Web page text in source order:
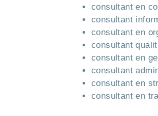
consultant en
consultant
consultant en
consultant
consultant en
consultant
consultant en
consultant en